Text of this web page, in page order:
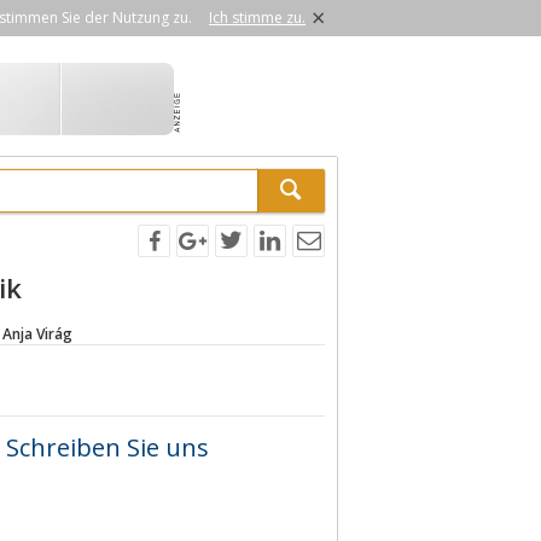
Sie der Nutzung zu. Ich stimme zu. ×
Virág
Schreiben Sie uns